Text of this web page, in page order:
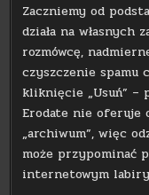
Zaczniemy od
działa na własnych
rozmówcę,
czyszczenie spamu
kliknięcie „Usuń” –
Erodate nie oferuje
„archiwum”, więc
może przypominać
internetowym